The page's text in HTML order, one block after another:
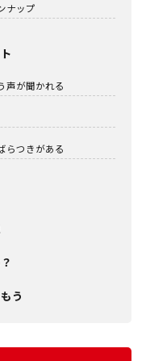
ナップ
声が聞かれる
らつきがある
う